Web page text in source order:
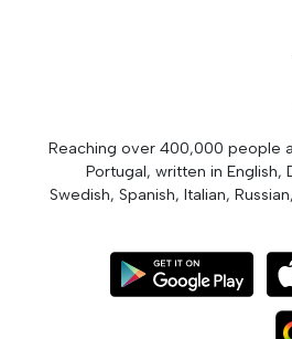
Reaching over 400,000 people
Portugal, written in English,
Swedish, Spanish, Italian,